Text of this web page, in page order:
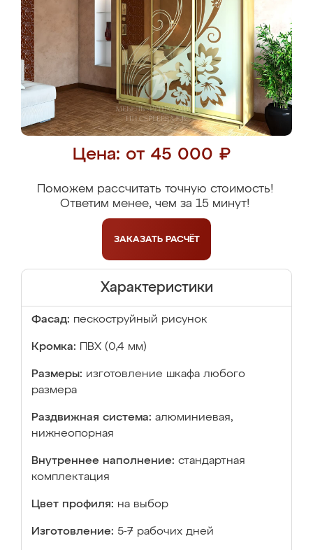
Цена: от 45 000 ₽
Поможем рассчитать точную стоимость!
Ответим менее, чем за 15 минут!
ЗАКАЗАТЬ РАСЧЁТ
Характеристики
Фасад: пескоструйный рисунок
Кромка: ПВХ (0,4 мм)
Размеры: изготовление шкафа любого
размера
Раздвижная система: алюминиевая,
нижнеопорная
Внутреннее наполнение: стандартная
комплектация
Цвет профиля: на выбор
Изготовление: 5-7 рабочих дней